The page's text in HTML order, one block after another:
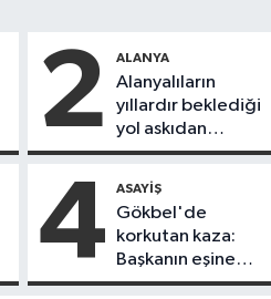
2 ALANYA
Alanyalıların
yıllardır beklediği
yol askıdan
döndü
4 ASAYIŞ
Gökbel'de
korkutan kaza:
Başkanın eşine
motosiklet çarptı